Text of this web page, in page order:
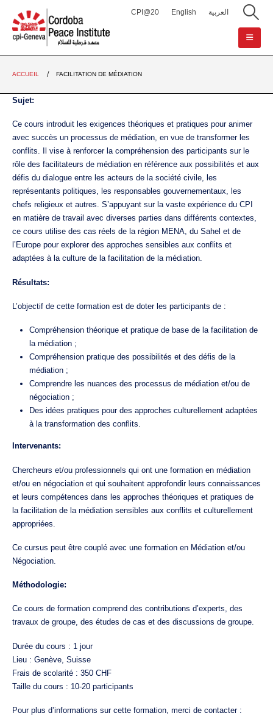
CPI@20 English العربية
ACCUEIL FACILITATION DE MÉDIATION
Sujet:
Ce cours introduit les exigences théoriques et pratiques pour animer
avec succès un processus de médiation, en vue de transformer les
conflits. Il vise à renforcer la compréhension des participants sur le
rôle des facilitateurs de médiation en référence aux possibilités et aux
défis du dialogue entre les acteurs de la société civile, les
représentants politiques, les responsables gouvernementaux, les
chefs religieux et autres. S’appuyant sur la vaste expérience du CPI
en matière de travail avec diverses parties dans différents contextes,
ce cours utilise des cas réels de la région MENA, du Sahel et de
l’Europe pour explorer des approches sensibles aux conflits et
adaptées à la culture de la facilitation de la médiation.
Résultats:
L’objectif de cette formation est de doter les participants de :
Compréhension théorique et pratique de base de la facilitation de
la médiation ;
Compréhension pratique des possibilités et des défis de la
médiation ;
Comprendre les nuances des processus de médiation et/ou de
négociation ;
Des idées pratiques pour des approches culturellement adaptées
à la transformation des conflits.
Intervenants:
Chercheurs et/ou professionnels qui ont une formation en médiation
et/ou en négociation et qui souhaitent approfondir leurs connaissances
et leurs compétences dans les approches théoriques et pratiques de
la facilitation de la médiation sensibles aux conflits et culturellement
appropriées.
Ce cursus peut être couplé avec une formation en Médiation et/ou
Négociation.
Méthodologie:
Ce cours de formation comprend des contributions d’experts, des
travaux de groupe, des études de cas et des discussions de groupe.
Durée du cours : 1 jour
Lieu : Genève, Suisse
Frais de scolarité : 350 CHF
Taille du cours : 10-20 participants
Pour plus d’informations sur cette formation, merci de contacter :